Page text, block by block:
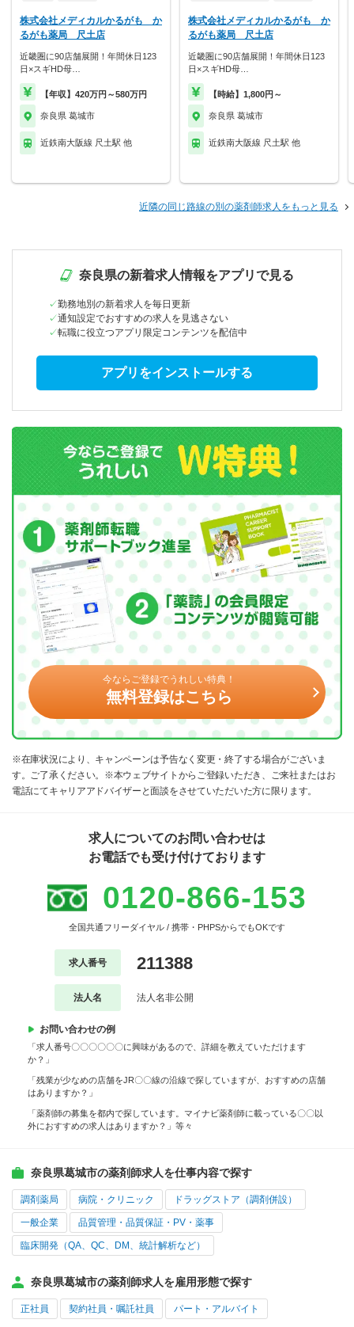
株式会社メディカルかるがも か
るがも薬局 尺土店
近畿圏に90店舗展開！年間休日123
日×スギHD母…
【年収】420万円～580万円
奈良県 葛城市
近鉄南大阪線 尺土駅 他
株式会社メディカルかるがも か
るがも薬局 尺土店
近畿圏に90店舗展開！年間休日123
日×スギHD母…
【時給】1,800円～
奈良県 葛城市
近鉄南大阪線 尺土駅 他
近隣の同じ路線の別の薬剤師求人をもっと見る
奈良県の新着求人情報をアプリで見る
勤務地別の新着求人を毎日更新
通知設定でおすすめの求人を見逃さない
転職に役立つアプリ限定コンテンツを配信中
アプリをインストールする
今ならご登録でうれしい特典！
無料登録はこちら
※在庫状況により、キャンペーンは予告なく変更・終了する場合がございま
す。ご了承ください。※本ウェブサイトからご登録いただき、ご来社またはお
電話にてキャリアアドバイザーと面談をさせていただいた方に限ります。
求人についてのお問い合わせは
お電話でも受け付けております
0120-866-153
全国共通フリーダイヤル / 携帯・PHPSからでもOKです
求人番号 211388
法人名 法人名非公開
お問い合わせの例
「求人番号〇〇〇〇〇〇に興味があるので、詳細を教えていただけます
か？」
「残業が少なめの店舗をJR〇〇線の沿線で探していますが、おすすめの店舗
はありますか？」
「薬剤師の募集を都内で探しています。マイナビ薬剤師に載っている〇〇以
外におすすめの求人はありますか？」等々
奈良県葛城市の薬剤師求人を仕事内容で探す
調剤薬局 病院・クリニック ドラッグストア（調剤併設）
一般企業 品質管理・品質保証・PV・薬事
臨床開発（QA、QC、DM、統計解析など）
奈良県葛城市の薬剤師求人を雇用形態で探す
正社員 契約社員・嘱託社員 パート・アルバイト